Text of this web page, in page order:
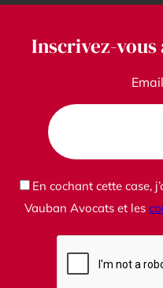
Inscrivez-
En cochant cette case,
Vauban Avocats et les